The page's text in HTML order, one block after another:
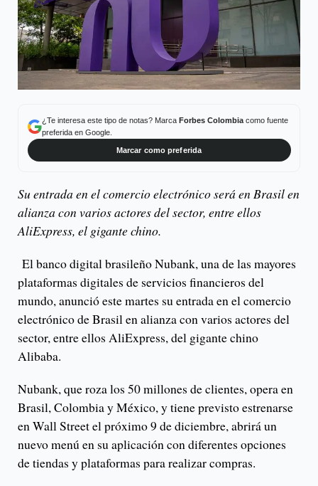
¿Te interesa este tipo de notas? Marca Forbes Colombiacomo fuente
preferida en Google.
Marcar como preferida
Su entrada en el comercio electrónico será en Brasil en
alianza con varios actores del sector, entre ellos
AliExpress, el gigante chino.
El banco digital brasileño Nubank, una de las mayores
plataformas digitales de servicios financieros del
mundo, anunció este martes su entrada en el comercio
electrónico de Brasil en alianza con varios actores del
sector, entre ellos AliExpress, del gigante chino
Alibaba.
Nubank, que roza los 50 millones de clientes, opera en
Brasil, Colombia y México, y tiene previsto estrenarse
en Wall Street el próximo 9 de diciembre, abrirá un
nuevo menú en su aplicación con diferentes opciones
de tiendas y plataformas para realizar compras.